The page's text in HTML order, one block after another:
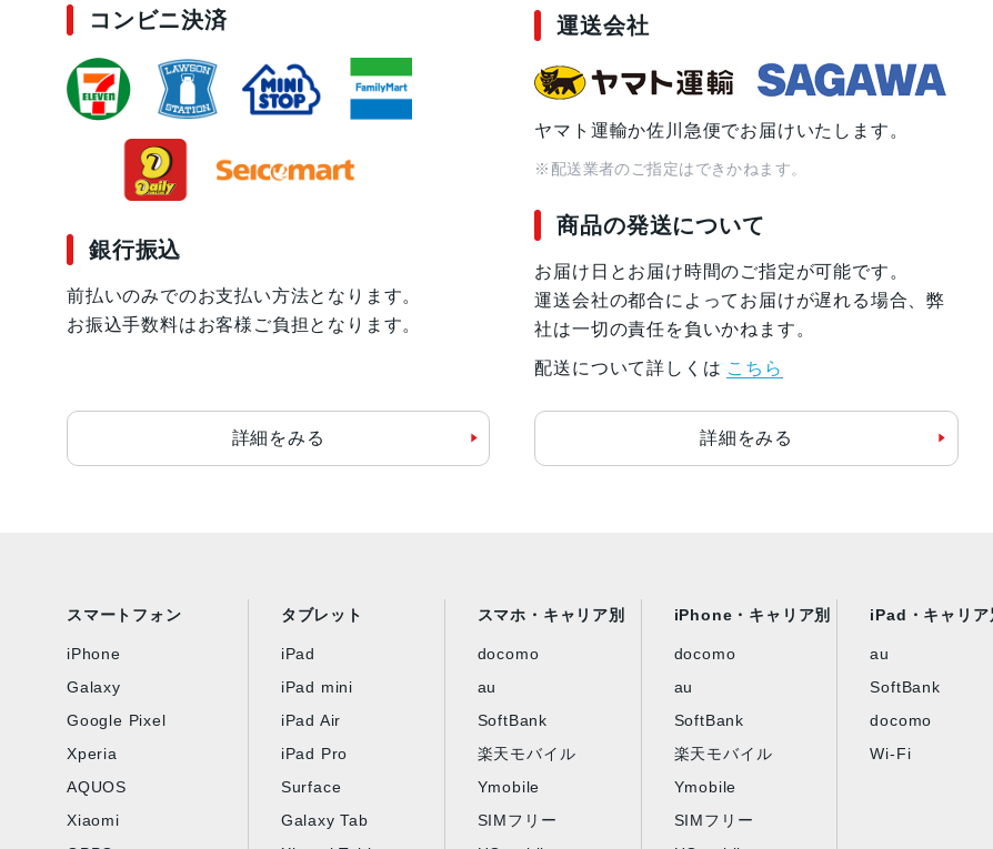
最短撮影距離
84～12.2 度
開放F値 F4-6.3
フィルター径 67 mm
最大径x長さ
重量 570 g
コンビニ決済
銀行振込
前払いのみでのお支払い方法となります。
お振込手数料はお客様ご負担となります。
詳細をみる
運送会社
ヤマト運輸か佐川急便でお届けいたします。
※配送業者のご指定はできかねます。
商品の発送について
お届け日とお届け時間のご指定が可能です。
運送会社の都合によってお届けが遅れる場合、弊
社は一切の責任を負いかねます。
配送について詳しくは こちら
詳細をみる
スマートフォン
iPhone
Galaxy
Google Pixel
Xperia
AQUOS
Xiaomi
タブレット
iPad
iPad mini
iPad Air
iPad Pro
Surface
Galaxy Tab
スマホ・キャリア別
docomo
au
SoftBank
楽天モバイル
Ymobile
SIMフリー
iPhone・キャリア別
docomo
au
SoftBank
楽天モバイル
Ymobile
SIMフリー
iPad・キャリア
au
SoftBank
docomo
Wi-Fi